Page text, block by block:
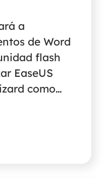
a
de Word
flash
EaseUS
como